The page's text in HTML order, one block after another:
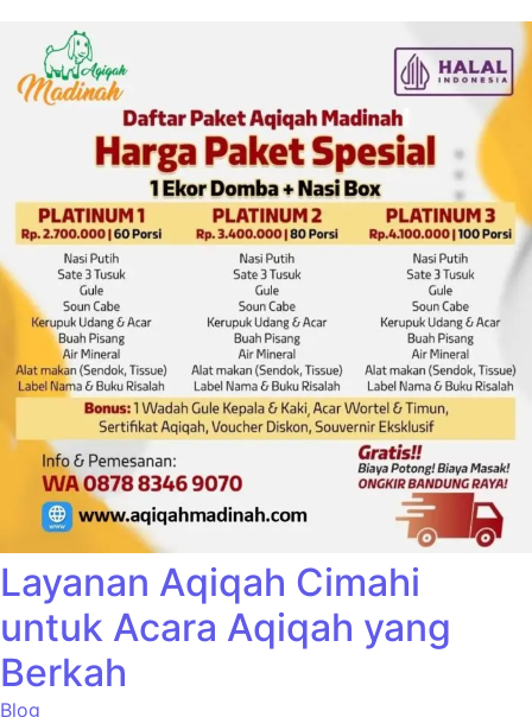
Layanan Aqiqah Cimahi
untuk Acara Aqiqah yang
Berkah
Blog